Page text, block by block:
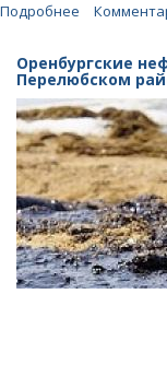
Подробнее
Перелюбском
районе
депутат
воровал
у
дизельное
топливо
Оренбургские
Перелюбском